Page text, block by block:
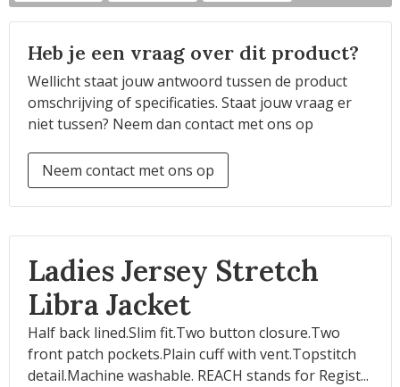
Heb je een vraag over dit product?
Wellicht staat jouw antwoord tussen de product
omschrijving of specificaties. Staat jouw vraag er
niet tussen? Neem dan contact met ons op
Neem contact met ons op
Ladies Jersey Stretch
Libra Jacket
Half back lined.Slim fit.Two button closure.Two
front patch pockets.Plain cuff with vent.Topstitch
detail.Machine washable. REACH stands for Regist...